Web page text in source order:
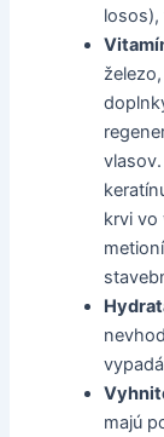
losos),
krvi vo
majú